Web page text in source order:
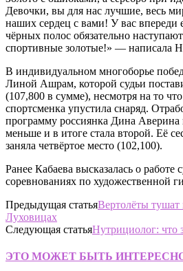
Девочки, вы для нас лучшие, весь
наших сердец с вами! У вас впереди
чёрных полос обязательно
спортивные золотые!» — написала
В индивидуальном многоборье
Линой Ашрам, которой судьи
(107,800 в сумме), несмотря на то
спортсменка упустила снаряд.
программу россиянка Дина Аверина
меньше и в итоге стала второй. Её
заняла четвёртое место (102,100).
Ранее Кабаева высказалась о
соревнованиях по художественной
Предыдущая статьяВертолёты
Луховицах
Следующая статьяНутрициолог: что
ЭТО МОЖЕТ БЫТЬ